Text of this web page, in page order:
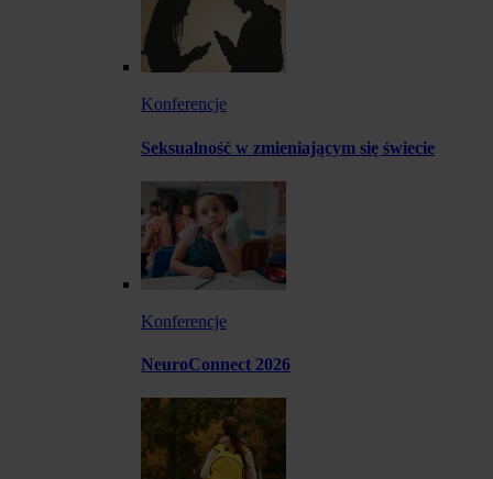
Konferencje
Seksualność w zmieniającym się świecie
Konferencje
NeuroConnect 2026